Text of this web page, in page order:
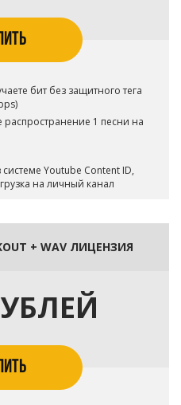
бит без защитного тега
1 песни на
Youtube Content ID,
на личный канал
+ WAV ЛИЦЕНЗИЯ